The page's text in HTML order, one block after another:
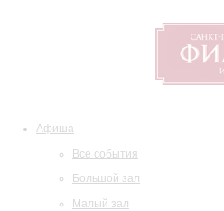
Афиша
Все события
Большой зал
Малый зал